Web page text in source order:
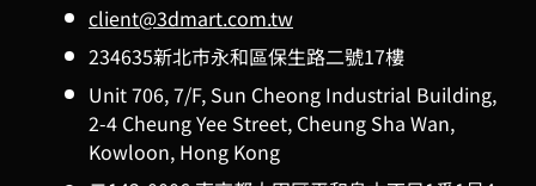
client@3dmart.com.tw
234635新北市永和區保生路二號17樓
Unit 706, 7/F, Sun Cheong Industrial Building,
2-4 Cheung Yee Street, Cheung Sha Wan,
Kowloon, Hong Kong